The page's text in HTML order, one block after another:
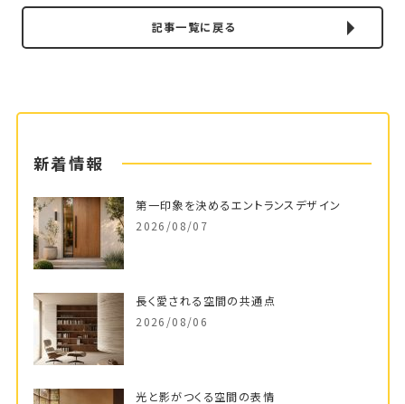
記事一覧に戻る
新着情報
第一印象を決めるエントランスデザイン
2026/08/07
長く愛される空間の共通点
2026/08/06
光と影がつくる空間の表情